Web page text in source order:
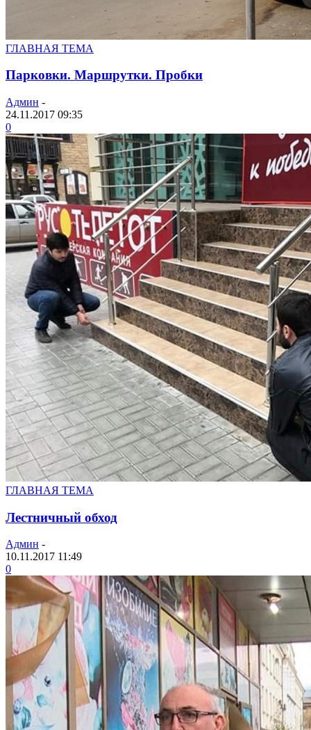
ГЛАВНАЯ ТЕМА
Парковки. Маршрутки. Пробки
Админ -
24.11.2017 09:35
0
ГЛАВНАЯ ТЕМА
Лестничный обход
Админ -
10.11.2017 11:49
0